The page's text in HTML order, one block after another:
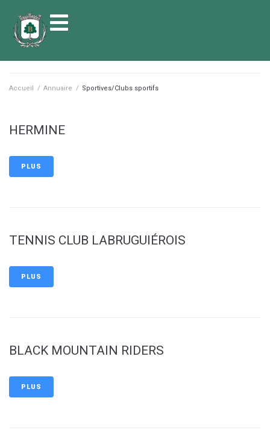
principal
Accueil / Annuaire / Sportives/Clubs sportifs
HERMINE
PLUS
TENNIS CLUB LABRUGUIÉROIS
PLUS
BLACK MOUNTAIN RIDERS
PLUS